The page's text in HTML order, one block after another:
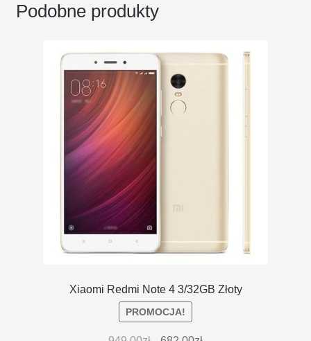
Podobne produkty
Xiaomi Redmi Note 4 3/32GB Złoty
PROMOCJA!